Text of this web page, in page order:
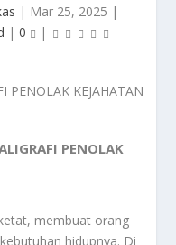
| Mar 25, 2025 |
| 0 |
PENOLAK
membuat orang
hidupnya. Di